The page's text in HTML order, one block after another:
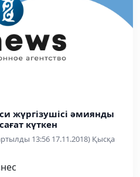
жүргізушісі әмиянды
күткен
13:56 17.11.2018) Қысқа